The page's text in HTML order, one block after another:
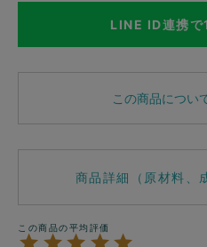
LINE ID連携
この商品につい
商品詳細（原材料、